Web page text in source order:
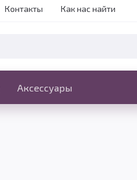
Контакты Как нас найти
Аксессуары